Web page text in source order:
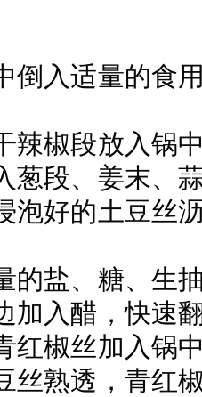
倒入适量的食
辣椒段放入锅
葱段、姜末、
泡好的土豆丝
的盐、糖、生
加入醋，快速
红椒丝加入锅
丝熟透，青红